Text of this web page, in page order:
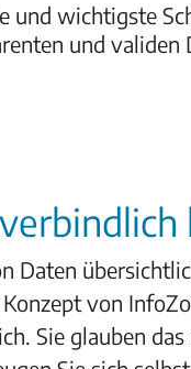
und wichtigste
und validen
Daten
von
Sie glauben das